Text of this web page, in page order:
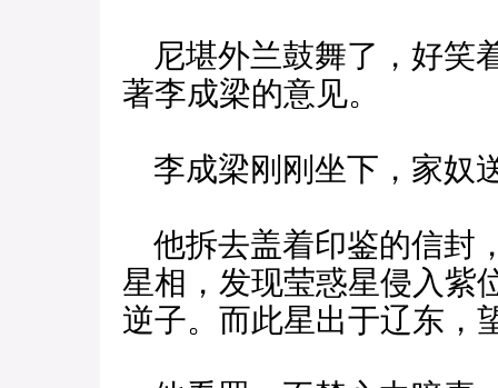
尼堪外兰鼓舞了，好笑
著李成梁的意见。
李成梁刚刚坐下，家奴
他拆去盖着印鉴的信封
星相，发现莹惑星侵入紫
逆子。而此星出于辽东，